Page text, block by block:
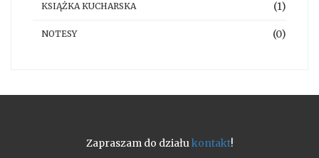
KSIĄŻKA KUCHARSKA (1)
NOTESY (0)
Zapraszam do działukontakt!